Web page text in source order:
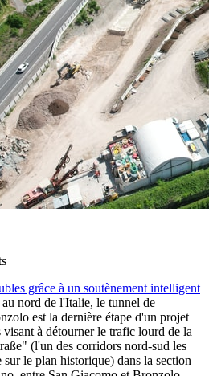
grâce à un soutènement intelligent
nord de l'Italie, le tunnel de
est la dernière étape d'un projet
visant à détourner le trafic lourd de la
(l'un des corridors nord-sud les
le plan historique) dans la section